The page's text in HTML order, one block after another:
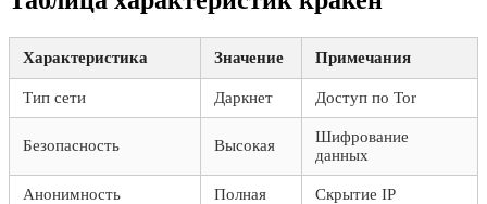
Характеристика Значение Примечания
Тип сети Даркнет Доступ по Tor
Безопасность Высокая
Шифрование
данных
Анонимность Полная Скрытие IP